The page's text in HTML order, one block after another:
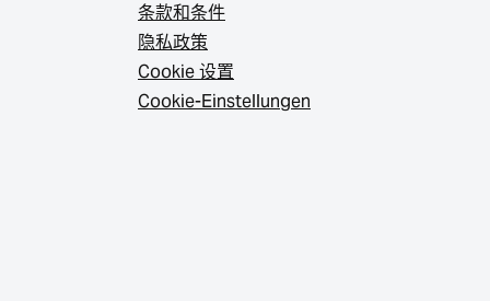
条款和条件
隐私政策
Cookie 设置
Cookie-Einstellungen